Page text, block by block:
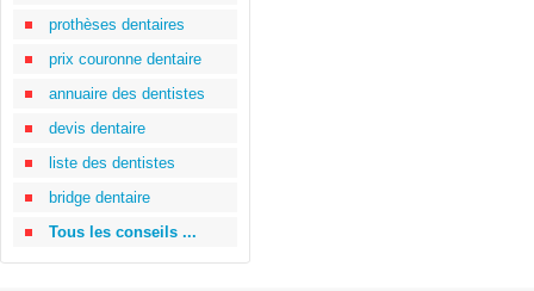
prothèses dentaires
prix couronne dentaire
annuaire des dentistes
devis dentaire
liste des dentistes
bridge dentaire
Tous les conseils ...